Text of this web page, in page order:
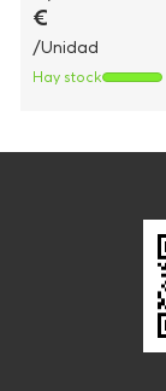
€
/Unidad
Hay stock